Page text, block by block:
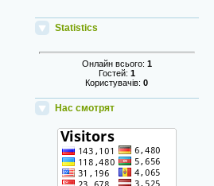
Statistics
Онлайн всього: 1
Гостей: 1
Користувачів:0
Нас смотрят